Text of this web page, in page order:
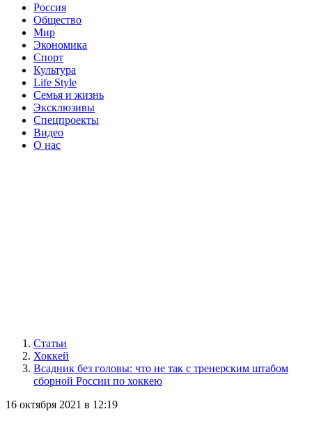
Россия
Общество
Мир
Экономика
Спорт
Культура
Life Style
Семья и жизнь
Эксклюзивы
Спецпроекты
Видео
О нас
Статьи
Хоккей
Всадник без головы: что не так с тренерским штабом
сборной России по хоккею
16 октября 2021 в 12:19